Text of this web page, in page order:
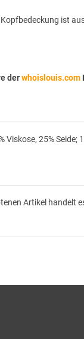
ist
derwhoislouis.com
Viskose, 25% Seide;
Artikel handelt